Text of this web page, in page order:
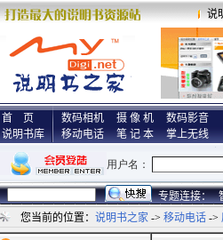
说
首 页
说明书库
数码相机 摄 像 机
数码影音
移动电话
笔 记 本 掌上无线
专题连接：
您当前的位置： 说明书之家 -> 移动电话 ->